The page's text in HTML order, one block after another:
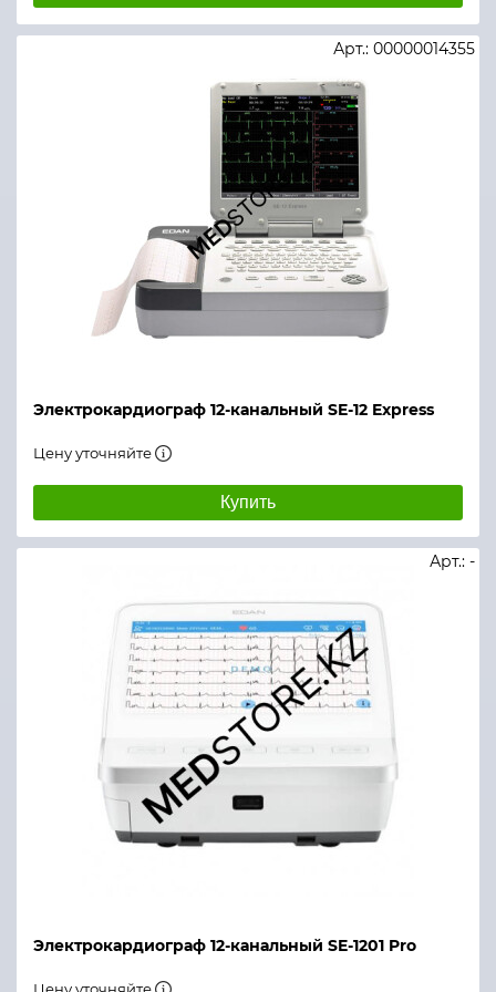
Электрокардиограф 12-канальный SE-12 Express
Арт.: 00000014355
Цену уточняйте
Купить
Электрокардиограф 12-канальный SE-1201 Pro
Арт.: -